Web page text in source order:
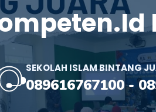
SEKOLAH ISLAM BINTANG
089616767100-